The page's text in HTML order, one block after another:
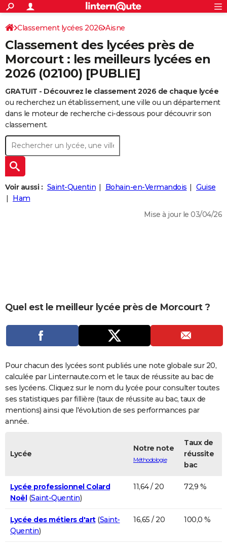
ACTUALITÉS
Politique
Société
Faits Divers
Education
Monde
Villes
+
SPORT
Coupe du monde 2026
Football
Tennis
Cyclisme
Rugby
Forum
Programme TV
TNT
Streaming
Cinéma
Sorties cinéma
Musique
+
FINANCE
Retraite
Impôts
Epargne
Immobilier
Risques naturels par ville
Banque
Assurance
Crédit
AUTO
Essais
Réserver un essai
Citadines
Berlines
SUV
Forum auto
+
HIGH-TECH
BRICOLAGE
Forum
Aménagement intérieur
Extérieur
Cuisine
Salle de bains
Jardinage
Rangement
+WEEK-END
Guides de France
Escapades
Patrimoine
Expositions
Musées
Week-end nature
+
LIFESTYLE
Art de vivre
Bien-être
Loisirs
Mode
Modes de vie
SANTE
Dictionnaire
Biographies
Expressions
Proverbes
PROGRAMME TV
COPAINS D'AVANT
S'inscrire
Se connecter
Lycées
Collèges
Primaires
Universités
Entreprises
Service militaire
Avis de recherche
AVIS DE DÉCÈS
FORUM
Bricolage
Lifestyle
Culture
Sport
Auto
Television
Voyage
Cinema
S'inscrire
Connexion
Classement lycées 2026 Aisne
Classement des lycées près de
Morcourt : les meilleurs lycées en
2026 (02100) [PUBLIE]
GRATUIT - Découvrez le classement 2026 de chaque lycée
ou recherchez un établissement, une ville ou un département
dans le moteur de recherche ci-dessous pour découvrir son
classement.
Voir aussi : Saint-Quentin Bohain-en-Vermandois
Guise
Ham
Mise à jour le 03/04/26
Quel est le meilleur lycée près de Morcourt ?
Pour chacun des lycées sont publiés une note globale sur 20,
calculée par Linternaute.com et le taux de réussite au bac de
ses lycéens. Cliquez sur le nom du lycée pour consulter toutes
ses statistiques par fillière (taux de réussite au bac, taux de
mentions) ainsi que l'évolution de ses performances par
année.
Lycée
Notre note
Méthodologie
Taux de
réussite
bac
Lycée professionnel Colard
Noël(Saint-Quentin)
11,64 / 20 72,9 %
Lycée des métiers d'art(Saint-
Quentin)
16,65 / 20 100,0 %